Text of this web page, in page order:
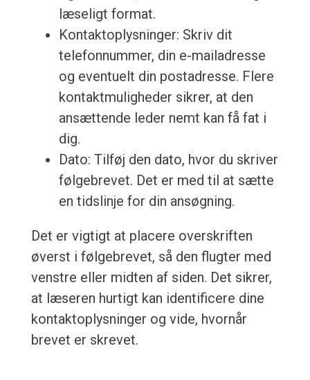
læseligt format.
Kontaktoplysninger: Skriv dit
telefonnummer, din e-mailadresse
og eventuelt din postadresse. Flere
kontaktmuligheder sikrer, at den
ansættende leder nemt kan få fat i
dig.
Dato: Tilføj den dato, hvor du skriver
følgebrevet. Det er med til at sætte
en tidslinje for din ansøgning.
Det er vigtigt at placere overskriften
øverst i følgebrevet, så den flugter med
venstre eller midten af siden. Det sikrer,
at læseren hurtigt kan identificere dine
kontaktoplysninger og vide, hvornår
brevet er skrevet.